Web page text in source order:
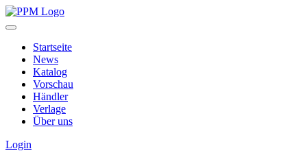
Startseite
News
Katalog
Vorschau
Händler
Verlage
Über uns
Login